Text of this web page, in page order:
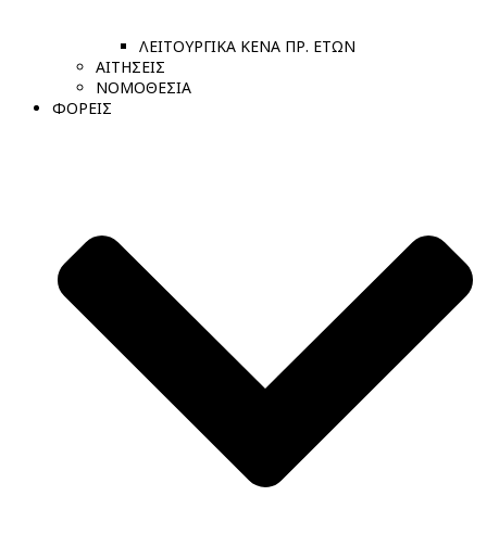
ΛΕΙΤΟΥΡΓΙΚΑ ΚΕΝΑ ΠΡ. ΕΤΩΝ
ΑΙΤΗΣΕΙΣ
ΝΟΜΟΘΕΣΙΑ
ΦΟΡΕΙΣ